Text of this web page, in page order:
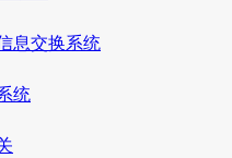
息交换系统
统